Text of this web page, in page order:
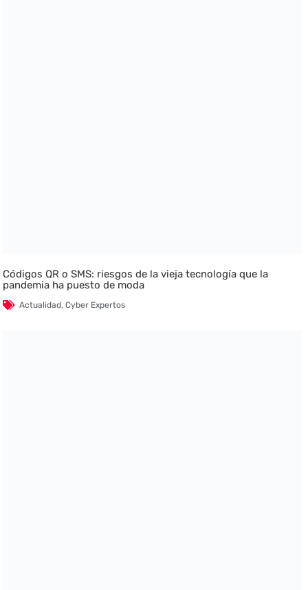
Códigos QR o SMS: riesgos de la vieja tecnología que la
pandemia ha puesto de moda
Actualidad,Cyber Expertos